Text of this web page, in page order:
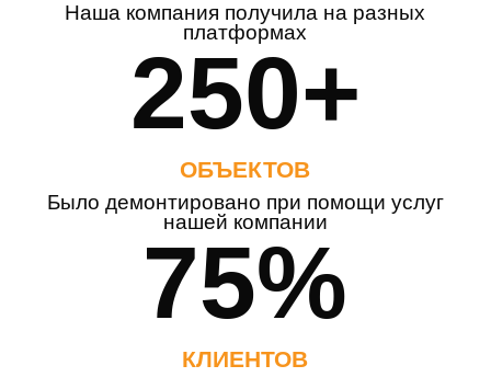
Наша компания получила на разных
платформах
250+
ОБЪЕКТОВ
Было демонтировано при помощи услуг
нашей компании
75%
КЛИЕНТОВ